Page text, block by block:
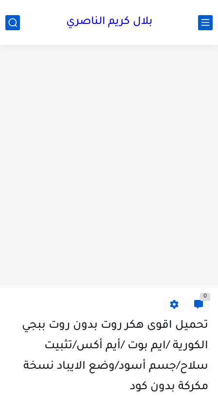
بلال كريم الناصري
0
تحميل اقوى هكر روت بدون روت ببجي
الكورية /ايم بوت /أيم أكس/تثبيت
سلاح/جسم أسود/وضع الايباد نسخة
مكركة بدون كود